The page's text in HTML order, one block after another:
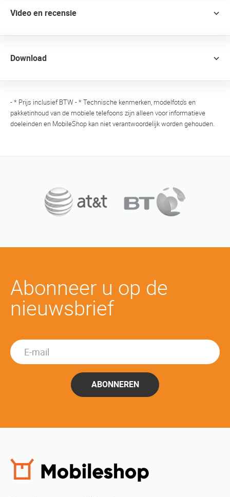
Video en recensie
Download
- * Prijs inclusief BTW - * Technische kenmerken, modelfoto's en
pakketinhoud van de mobiele telefoons zijn alleen voor informatieve
doeleinden en MobileShop kan niet verantwoordelijk worden gehouden.
Abonneer u op de
nieuwsbrief
ABONNEREN